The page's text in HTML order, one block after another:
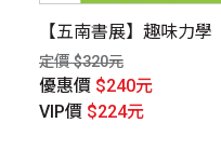
【五南書展】趣味力學
定價 $320元
優惠價 $240元
VIP價 $224元